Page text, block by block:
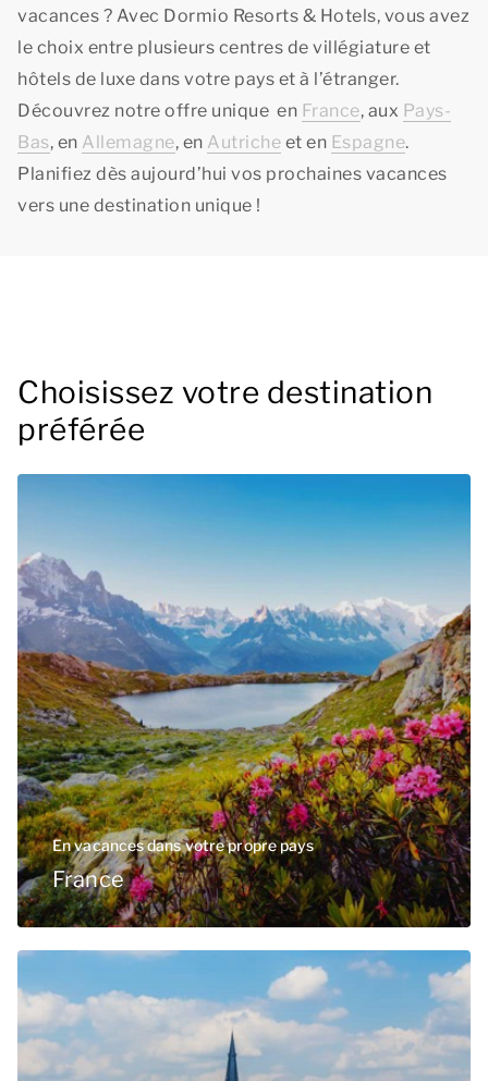
vacances ? Avec Dormio Resorts & Hotels, vous avez
le choix entre plusieurs centres de villégiature et
hôtels de luxe dans votre pays et à l’étranger.
Découvrez notre offre unique en France, aux Pays-
Bas, en Allemagne, en Autriche et en Espagne.
Planifiez dès aujourd’hui vos prochaines vacances
vers une destination unique !
Choisissez votre destination
préférée
En vacances dans votre propre pays
France